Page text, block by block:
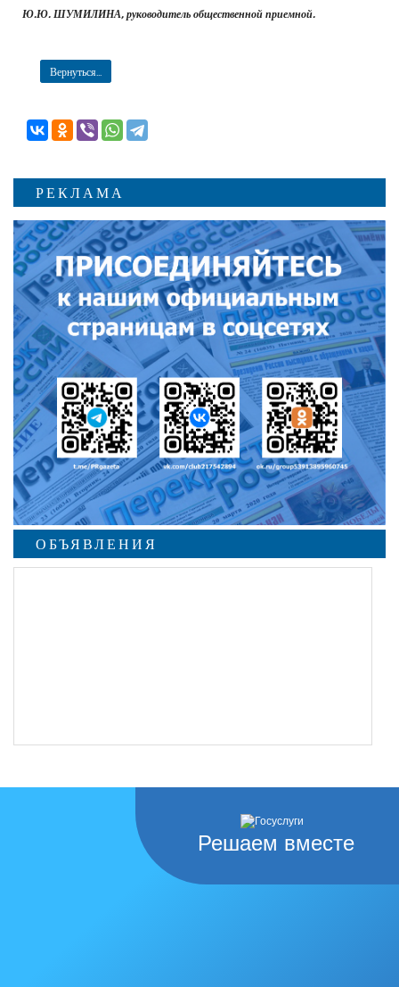
Ю.Ю. ШУМИЛИНА, руководитель общественной приемной.
Вернуться...
РЕКЛАМА
ОБЪЯВЛЕНИЯ
Решаем вместе